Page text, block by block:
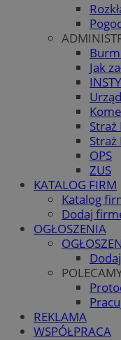
Jak
Straż
Straż
OPS
ZUS
KATALOG FIRM
Katalog
Dodaj
OGŁOSZENIA
REKLAMA
WSPÓŁPRACA